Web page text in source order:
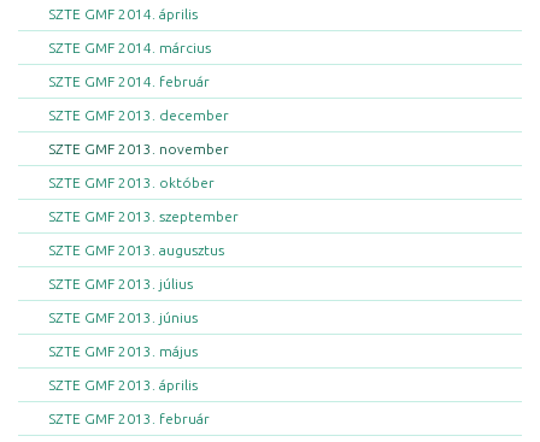
SZTE GMF 2014. április
SZTE GMF 2014. március
SZTE GMF 2014. február
SZTE GMF 2013. december
SZTE GMF 2013. november
SZTE GMF 2013. október
SZTE GMF 2013. szeptember
SZTE GMF 2013. augusztus
SZTE GMF 2013. július
SZTE GMF 2013. június
SZTE GMF 2013. május
SZTE GMF 2013. április
SZTE GMF 2013. február